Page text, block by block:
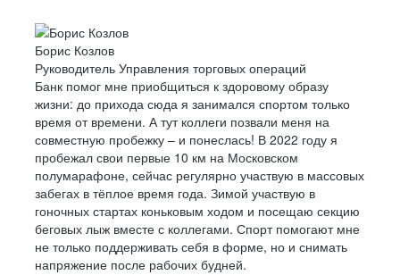
Борис Козлов
Руководитель Управления торговых операций
Банк помог мне приобщиться к здоровому образу
жизни: до прихода сюда я занимался спортом только
время от времени. А тут коллеги позвали меня на
совместную пробежку – и понеслась! В 2022 году я
пробежал свои первые 10 км на Московском
полумарафоне, сейчас регулярно участвую в массовых
забегах в тёплое время года. Зимой участвую в
гоночных стартах коньковым ходом и посещаю секцию
беговых лыж вместе с коллегами. Спорт помогают мне
не только поддерживать себя в форме, но и снимать
напряжение после рабочих будней.